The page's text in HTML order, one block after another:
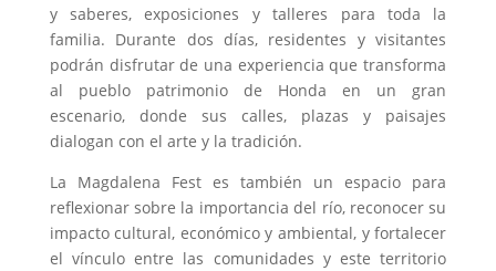
y saberes, exposiciones y talleres​ para toda la
familia. Durante dos días, residentes y visitantes
podrán disfrutar de una experiencia que transforma
al pueblo patrimonio de Honda en un​ gran
escenario, donde sus calles, plazas y paisajes
dialogan con el arte y la tradición.
La Magdalena Fest es también un espacio para
reflexionar sobre la importancia del río, reconocer su
impacto cultural, económico y ambiental, y fortalecer
el vínculo entre las comunidades y este territorio